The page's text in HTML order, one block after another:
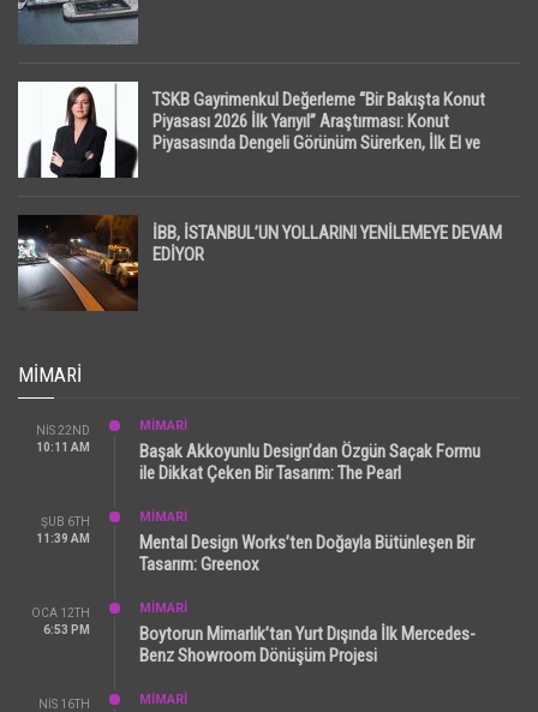
TSKB Gayrimenkul Değerleme “Bir Bakışta Konut
Piyasası 2026 İlk Yarıyıl” Araştırması: Konut
Piyasasında Dengeli Görünüm Sürerken, İlk El ve
İBB, İSTANBUL’UN YOLLARINI YENİLEMEYE DEVAM
EDİYOR
MIMARI
NIS 22ND
10:11 AM
MİMARİ
Başak Akkoyunlu Design’dan Özgün Saçak Formu
ile Dikkat Çeken Bir Tasarım: The Pearl
ŞUB 6TH
11:39 AM
MİMARİ
Mental Design Works’ten Doğayla Bütünleşen Bir
Tasarım: Greenox
OCA 12TH
6:53 PM
MİMARİ
Boytorun Mimarlık’tan Yurt Dışında İlk Mercedes-
Benz Showroom Dönüşüm Projesi
NIS 16TH
MİMARİ